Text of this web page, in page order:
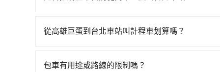
行，高鐵加轉乘之平均每人花費為1,490元。但
乘服務，最多可再節省50%的交通費用。
租車車行，比方說傑運租車、大安通運企業、龍
每日里程限定200~400公里，超過還會額外加收
從高雄巨蛋到台北車站叫計程車划算嗎？
到車，也可考慮打電話至高雄市左營區當地唯一
包車有用途或路線的限制嗎？